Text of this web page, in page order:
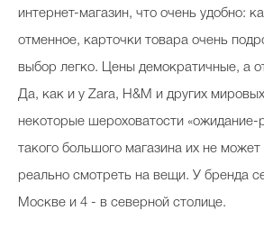
интернет-магазин, что очень удобно:
отменное, карточки товара очень
выбор легко. Цены демократичные, а
Да, как и у Zara, H&M и других
некоторые шероховатости «ожидание-
такого большого магазина их не
реально смотреть на вещи. У бренда
Москве и 4 - в северной столице.